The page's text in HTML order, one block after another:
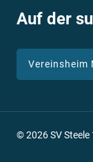
Auf der
Vereinsheim
© 2026 SV Steele